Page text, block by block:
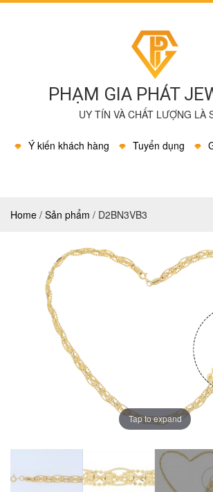
PHẠM GIA PHÁT
UY TÍN VÀ CHẤT LƯỢNG LÀ
Ý kiến khách hàng Tuyển dụng
Home / Sản phẩm / D2BN3VB3
Tap to expand